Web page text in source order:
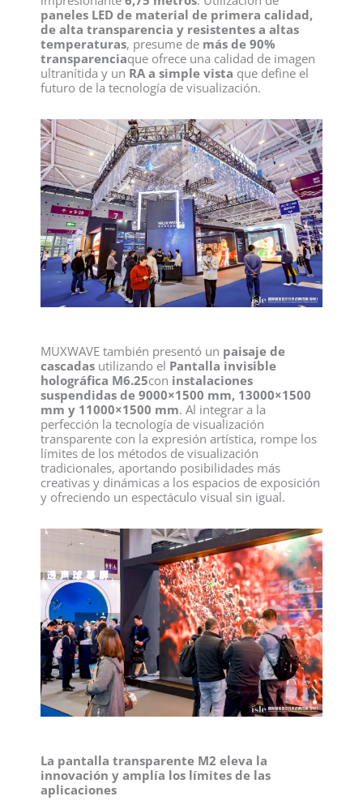
paneles LED de material de primera calidad,
de alta transparencia y resistentes a altas
temperaturas, presume de más de 90%
transparenciaque ofrece una calidad de imagen
ultranítida y un RA a simple vista que define el
futuro de la tecnología de visualización.
MUXWAVE también presentó un paisaje de
cascadas utilizando el Pantalla invisible
holográfica M6.25con instalaciones
suspendidas de 9000×1500 mm, 13000×1500
mm y 11000×1500 mm. Al integrar a la
perfección la tecnología de visualización
transparente con la expresión artística, rompe los
límites de los métodos de visualización
tradicionales, aportando posibilidades más
creativas y dinámicas a los espacios de exposición
y ofreciendo un espectáculo visual sin igual.
La pantalla transparente M2 eleva la
innovación y amplía los límites de las
aplicaciones